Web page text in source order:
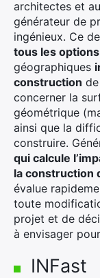
architectes et
générateur de
ingénieux. Ce
tous les options
géographiques
construction
concerner la
géométrique
ainsi que la
construire.
qui calcule
la construction
évalue
toute
projet et de
à envisager
INFast